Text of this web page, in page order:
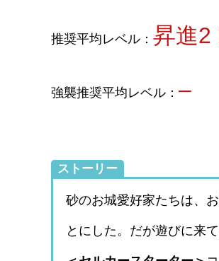
推奨平均レベル： 昇進2
強襲推奨平均レベル： –
ストーリー
砂のお城愛好家たちは、
とにした。だが遊びに来